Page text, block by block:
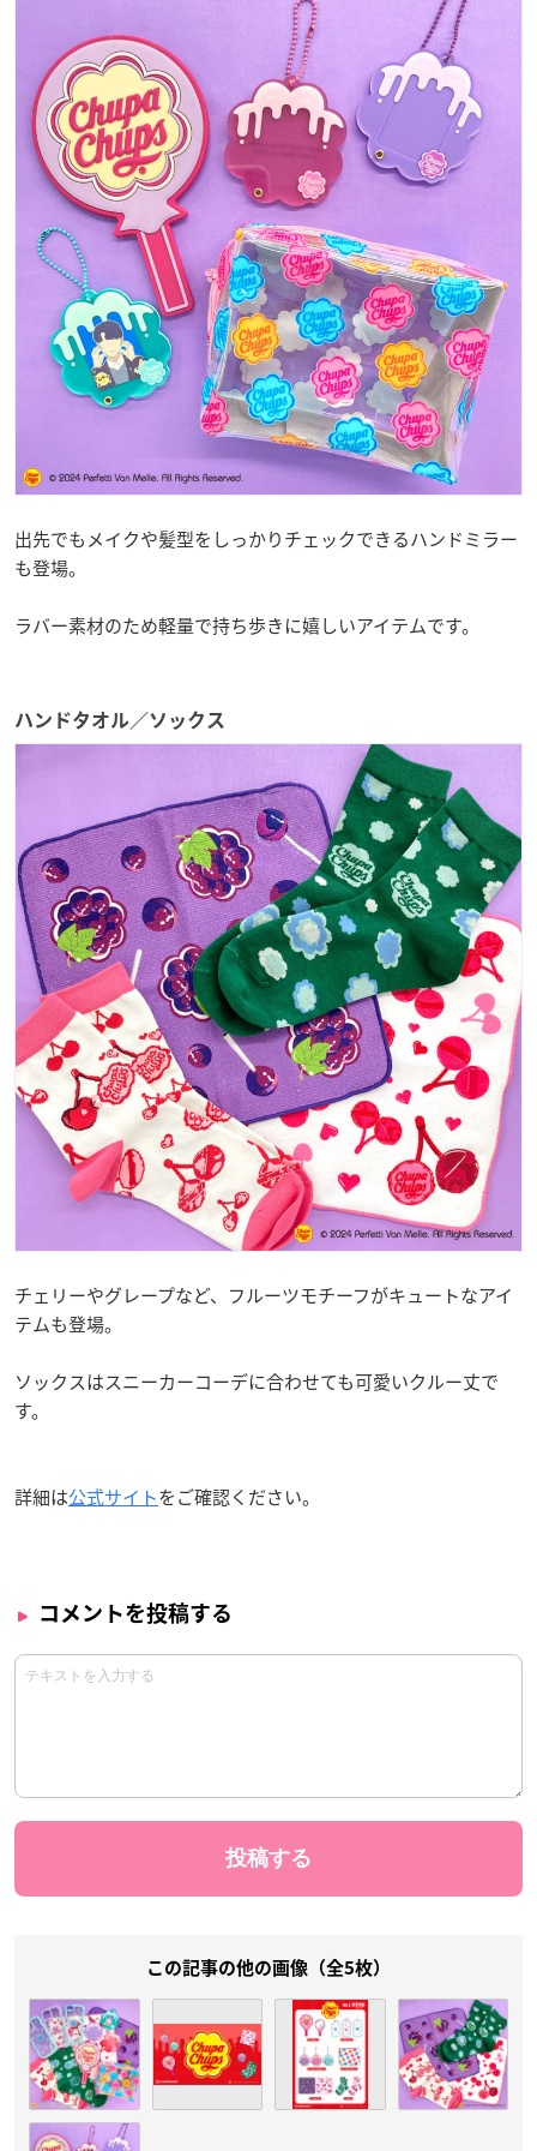
出先でもメイクや髪型をしっかりチェックできるハンドミラー
も登場。
ラバー素材のため軽量で持ち歩きに嬉しいアイテムです。
ハンドタオル／ソックス
チェリーやグレープなど、フルーツモチーフがキュートなアイ
テムも登場。
ソックスはスニーカーコーデに合わせても可愛いクルー丈で
す。
詳細は公式サイトをご確認ください。
コメントを投稿する
この記事の他の画像（全5枚）